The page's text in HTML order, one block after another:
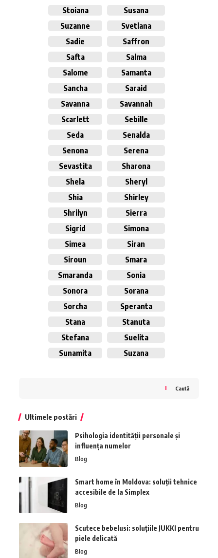
Stoiana
Susana
Suzanne
Svetlana
Sadie
Saffron
Safta
Salma
Salome
Samanta
Sancha
Saraid
Savanna
Savannah
Scarlett
Sebille
Seda
Senalda
Senona
Serena
Sevastita
Sharona
Shela
Sheryl
Shia
Shirley
Shrilyn
Sierra
Sigrid
Simona
Simea
Siran
Siroun
Smara
Smaranda
Sonia
Sonora
Sorana
Sorcha
Speranta
Stana
Stanuta
Stefana
Suelita
Sunamita
Suzana
Caută
Ultimele postări
Psihologia identității personale și
influența numelor
Blog
Smart home în Moldova: soluții tehnice
accesibile de la Simplex
Blog
Scutece bebelusi: soluțiile JUKKI pentru
piele delicată
Blog